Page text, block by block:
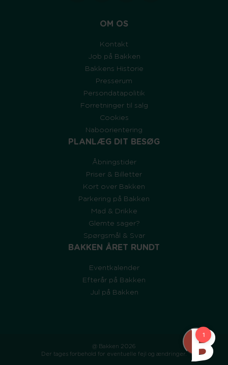
OM OS
Kontakt
Job på Bakken
Bakkens Historie
Presserum
Persondatapolitik
Forretninger til salg
Cookies
Naboorientering
PLANLÆG DIT BESØG
Åbningstider
Priser & Billetter
Kort over Bakken
Parkering på Bakken
Mad & Drikke
Glemte sager?
Spørgsmål & Svar
BAKKEN ÅRET RUNDT
Eventkalender
Efterår på Bakken
Jul på Bakken
@ Bakken 2026
Der tages forbehold for eventuelle fejl og ændringer.